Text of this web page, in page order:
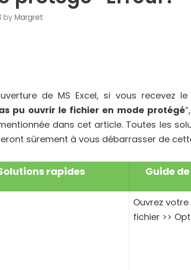
by Margret
de MS Excel, si vous recevez le
pu ouvrir le fichier en mode protégé
dans cet article. Toutes les
sûrement à vous débarrasser de
rapides Guide
Ouvrez
fichier >>